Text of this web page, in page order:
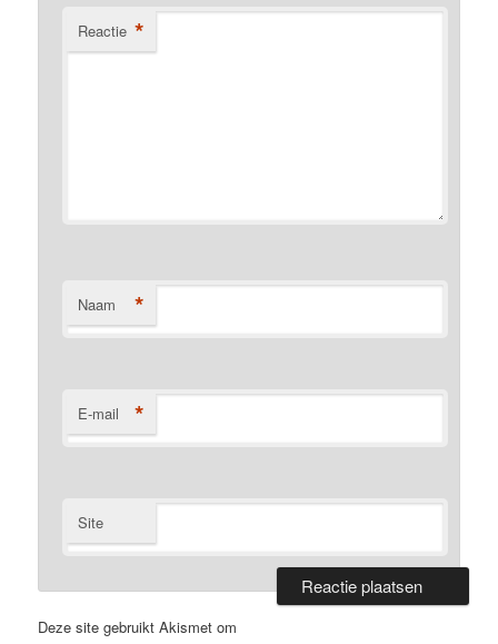
Reactie *
Naam *
E-mail *
Site
Deze site gebruikt Akismet om